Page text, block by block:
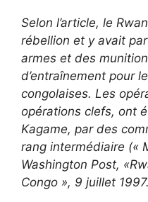
Selon l’article, le
rébellion et y avait
armes et des
d’entraînement pour
congolaises. Les
opérations clefs, ont
Kagame, par des
rang intermédiaire («
Washington Post,
Congo », 9 juillet 1997.